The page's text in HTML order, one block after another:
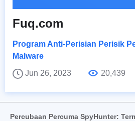
Fuq.com
Program Anti-Perisian Perisik
Malware
Jun 26, 2023
20,439
Percubaan Percuma SpyHunter: